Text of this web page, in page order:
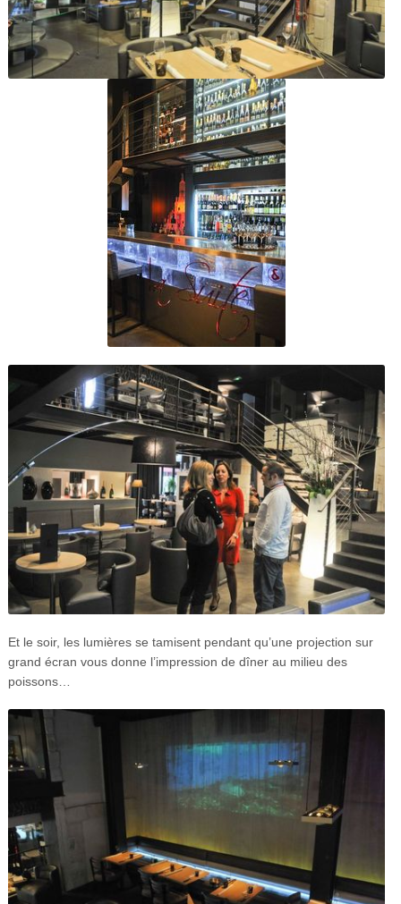
Et le soir, les lumières se tamisent pendant qu’une projection sur
grand écran vous donne l’impression de dîner au milieu des
poissons…